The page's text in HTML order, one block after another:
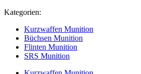
Kategorien:
Kurzwaffen Munition
Büchsen Munition
Flinten Munition
SRS Munition